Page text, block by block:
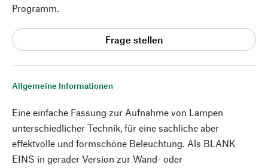
Allgemeine Informationen
Eine einfache Fassung zur Aufnahme von Lampen
unterschiedlicher Technik, für eine sachliche aber
effektvolle und formschöne Beleuchtung. Als BLANK
EINS in gerader Version zur Wand- oder
Programm.
Frage stellen